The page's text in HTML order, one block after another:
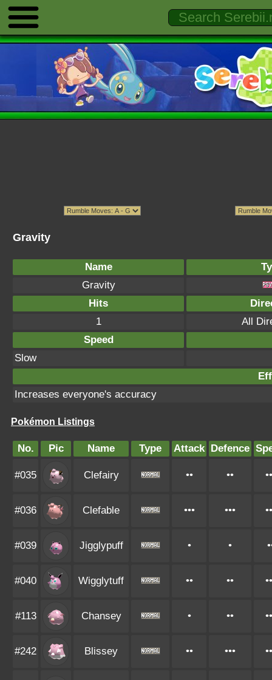
Gravity
Name
Gravity
Hits
1
All
Speed
Slow
Increases everyone's accuracy
Pokémon Listings
No. Pic Name Type Attack Defence
#035 Clefairy •• ••
#036 Clefable ••• •••
#039 Jigglypuff • •
#040 Wigglytuff •• ••
#113 Chansey • ••
#242 Blissey •• •••